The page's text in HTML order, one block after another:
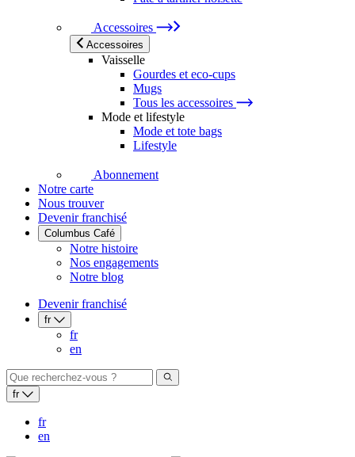
Accessoires
Accessoires
Vaisselle
Gourdes et eco-cups
Mugs
Tous les accessoires
Mode et lifestyle
Mode et tote bags
Lifestyle
Abonnement
Notre carte
Nous trouver
Devenir franchisé
Columbus Café
Notre histoire
Nos engagements
Notre blog
Devenir franchisé
fr
fr
en
fr
fr
en